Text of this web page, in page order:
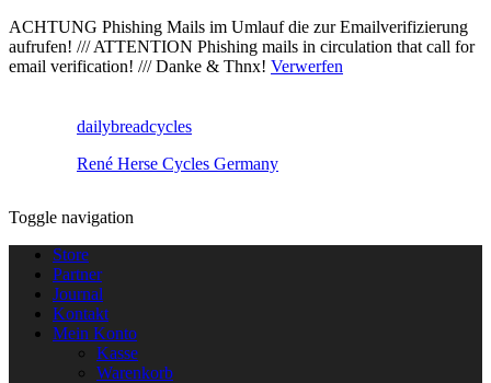
ACHTUNG Phishing Mails im Umlauf die zur Emailverifizierung
aufrufen! /// ATTENTION Phishing mails in circulation that call for
email verification! /// Danke & Thnx! Verwerfen
dailybreadcycles
René Herse Cycles Germany
Toggle navigation
Store
Partner
Journal
Kontakt
Mein Konto
Kasse
Warenkorb